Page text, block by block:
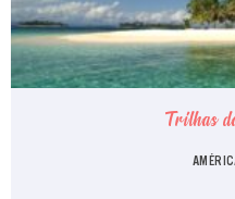
Trilhas